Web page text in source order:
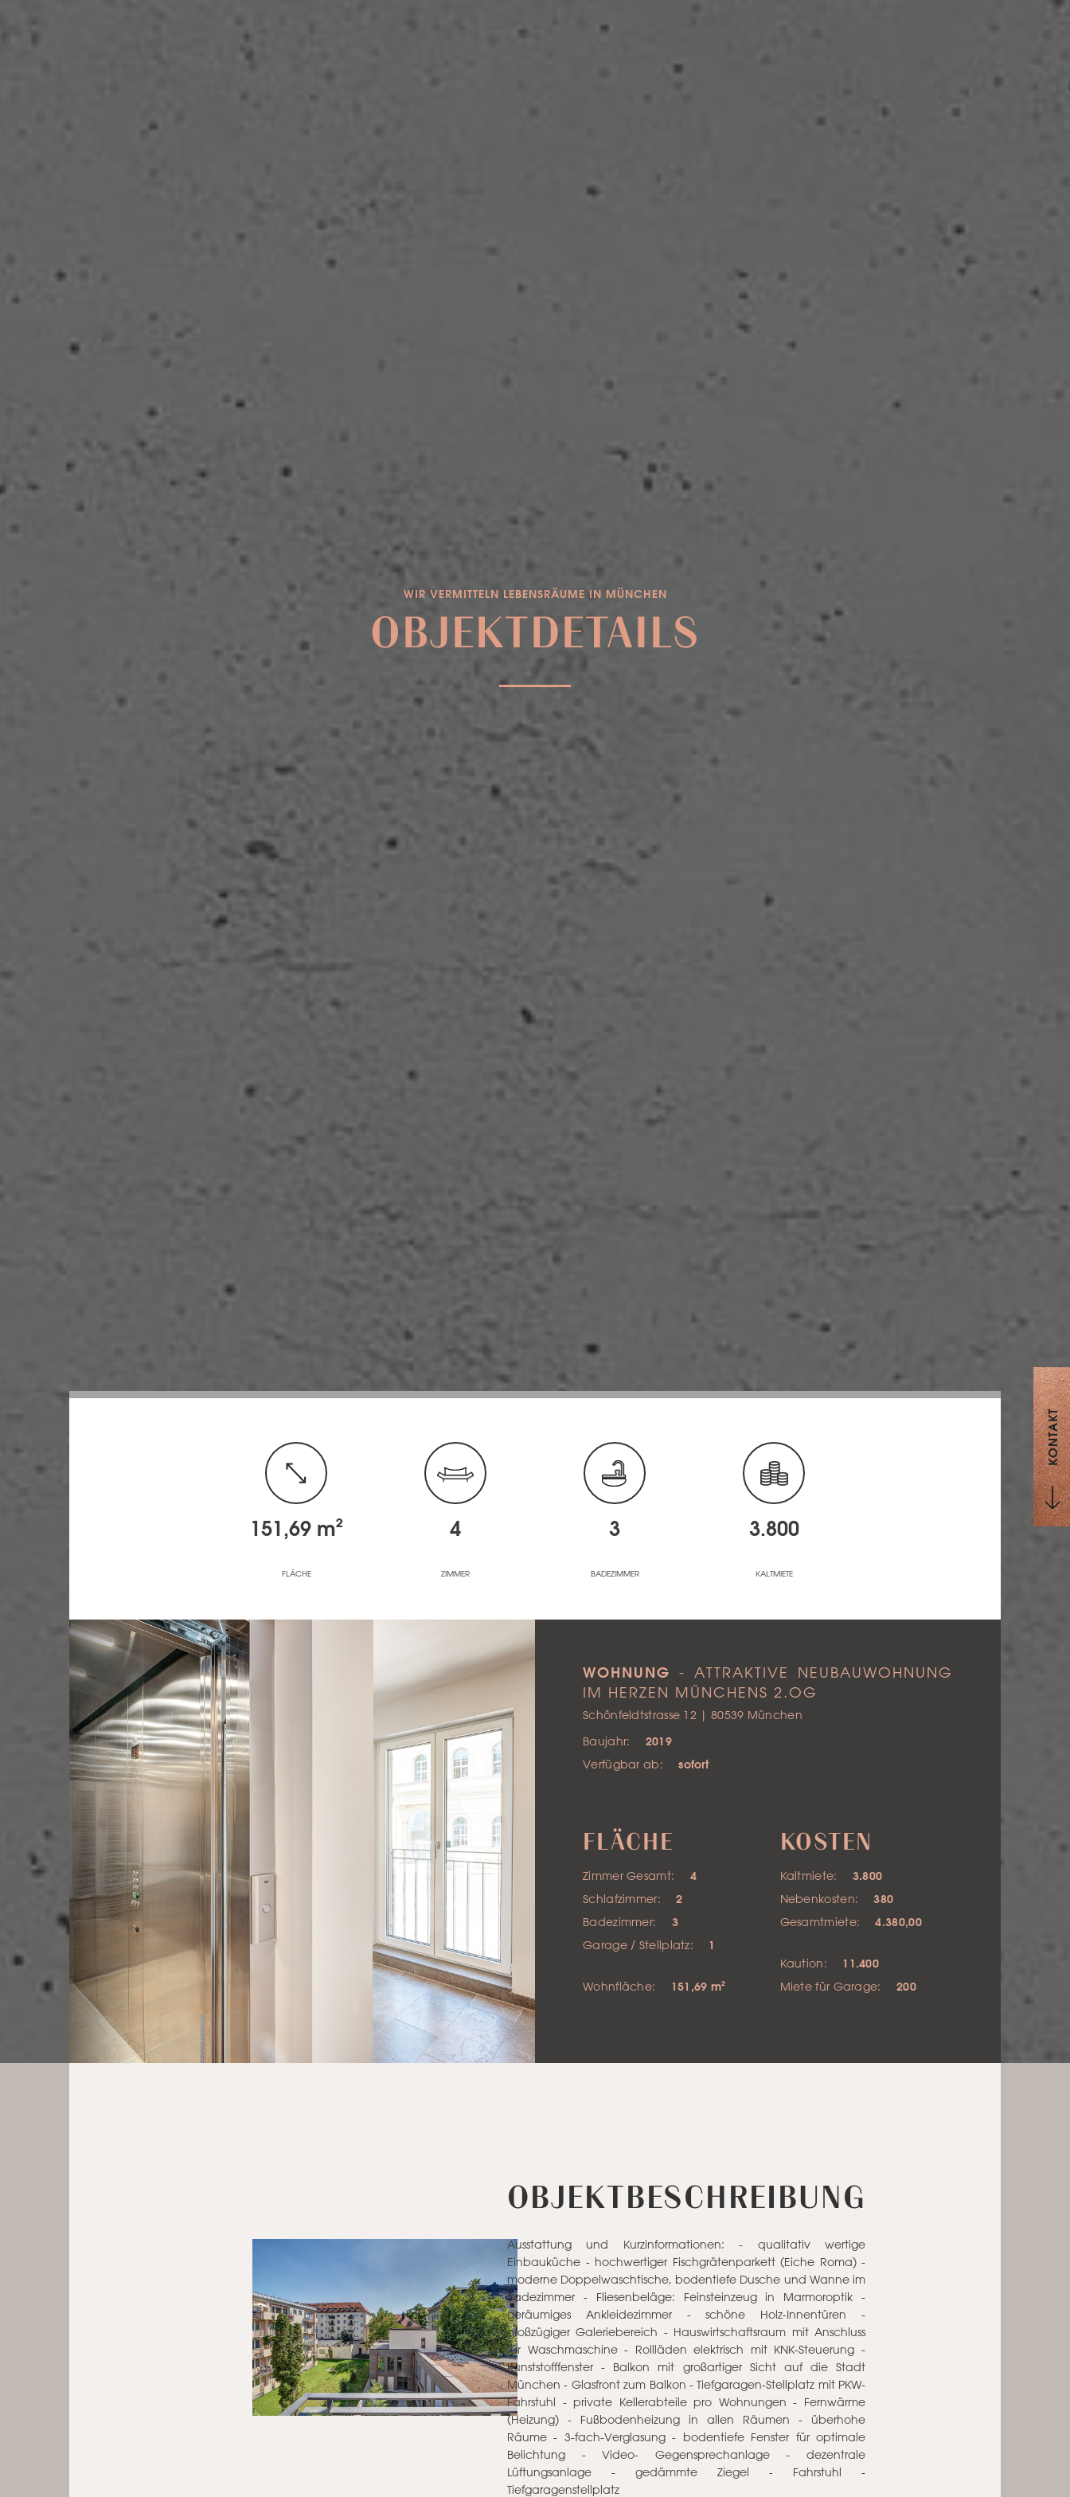
KONTAKT
WIR VERMITTELN LEBENSRÄUME IN MÜNCHEN
OBJEKTDETAILS
151,69 m²
FLÄCHE
4
ZIMMER
3
BADEZIMMER
3.800
KALTMIETE
Previous
WOHNUNG - ATTRAKTIVE NEUBAUWOHNUNG
IM HERZEN MÜNCHENS 2.OG
Schönfeldtstrasse 12 | 80539 München
Baujahr:
2019
Verfügbar ab:
sofort
FLÄCHE
Zimmer Gesamt:
4
Schlafzimmer:
2
Badezimmer:
3
Garage / Stellplatz:
1
Wohnfläche: 151,69 m²
KOSTEN
Kaltmiete:
3.800
Nebenkosten:
380
Gesamtmiete:
4.380,00
Kaution:
11.400
Miete für Garage:
200
OBJEKTBESCHREIBUNG
Ausstattung und Kurzinformationen: - qualitativ wertige
Einbauküche - hochwertiger Fischgrätenparkett (Eiche Roma) -
moderne Doppelwaschtische, bodentiefe Dusche und Wanne im
Badezimmer - Fliesenbeläge: Feinsteinzeug in Marmoroptik -
geräumiges Ankleidezimmer - schöne Holz-Innentüren -
großzügiger Galeriebereich - Hauswirtschaftsraum mit Anschluss
für Waschmaschine - Rollläden elektrisch mit KNK-Steuerung -
Kunststofffenster - Balkon mit großartiger Sicht auf die Stadt
München - Glasfront zum Balkon - Tiefgaragen-Stellplatz mit PKW-
Fahrstuhl - private Kellerabteile pro Wohnungen - Fernwärme
(Heizung) - Fußbodenheizung in allen Räumen - überhohe
Räume - 3-fach-Verglasung - bodentiefe Fenster für optimale
Belichtung - Video- Gegensprechanlage - dezentrale
Lüftungsanlage - gedämmte Ziegel - Fahrstuhl -
Tiefgaragenstellplatz